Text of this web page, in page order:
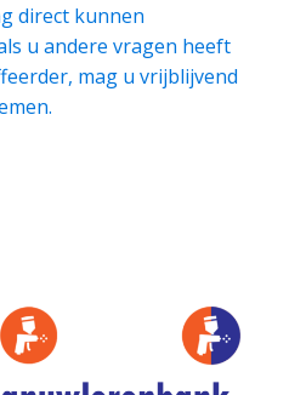
direct kunnen
u andere vragen heeft
mag u vrijblijvend